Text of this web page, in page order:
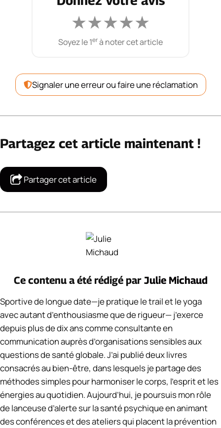
★★★★★
Soyez le 1erà noter cet article
Signaler une erreur ou faire une réclamation
Partagez cet article maintenant !
Partager cet article
Ce contenu a été rédigé par Julie Michaud
Sportive de longue date—je pratique le trail et le yoga
avec autant d’enthousiasme que de rigueur— j’exerce
depuis plus de dix ans comme consultante en
communication auprès d’organisations sensibles aux
questions de santé globale. J’ai publié deux livres
consacrés au bien-être, dans lesquels je partage des
méthodes simples pour harmoniser le corps, l’esprit et les
énergies au quotidien. Aujourd’hui, je poursuis mon rôle
de lanceuse d’alerte sur la santé psychique en animant
des conférences et des ateliers qui placent la prévention